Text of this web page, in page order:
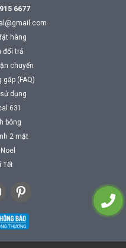
6677
hàng
đổi trả
chuyển
(FAQ)
dụng
631
bông
2 mặt
Tết